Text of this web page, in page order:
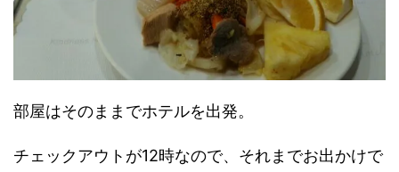
部屋はそのままでホテルを出発。
チェックアウトが12時なので、それまでお出かけで